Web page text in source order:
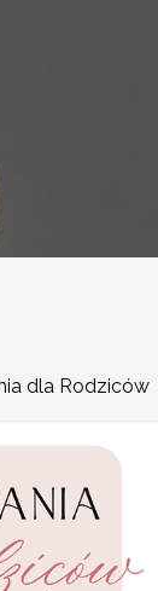
uroczystości.
na tort
dla Rodziców